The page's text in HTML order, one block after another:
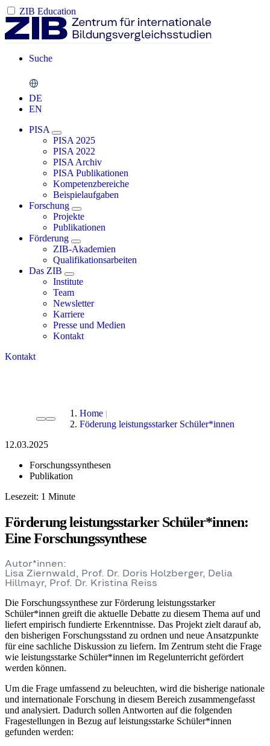
ZIB Education
Suche
DE
EN
PISA
PISA 2025
PISA 2022
PISA Archiv
PISA Publikationen
Kompetenzbereiche
Beispielaufgaben
Forschung
Projekte
Publikationen
Förderung
ZIB-Akademien
Qualifikationsarbeiten
Das ZIB
Institute
Team
Newsletter
Karriere
Presse und Medien
Kontakt
Kontakt
Home
Föderung leistungsstarker Schüler*innen
12.03.2025
Forschungssynthesen
Publikation
Lesezeit:
Förderung leistungsstarker Schüler*innen:
Eine Forschungssynthese
Autor*innen:
Lisa Ziernwald, Prof. Dr. Doris Holzberger, Delia
Hillmayr, Prof. Dr. Kristina Reiss
Die Forschungssynthese zur Förderung leistungsstarker
Schüler*innen greift die aktuelle Debatte zu diesem Thema auf und
liefert empirisch fundierte Erkenntnisse. Das Projekt zielt darauf ab,
den bisherigen Forschungsstand zu ordnen und neue Ansatzpunkte
für eine sachliche Diskussion zu liefern. Im Zentrum steht die Frage
wie leistungsstarke Schüler*innen im Regelunterricht gefördert
werden können.
Um die Frage umfassend zu beleuchten, wird die bisherige nationale
und internationale Forschung in diesem Bereich zusammengefasst
und analysiert. Dadurch sollen Antworten auf die folgenden
Fragestellungen in Bezug auf leistungsstarke Schüler*innen
gefunden werden: